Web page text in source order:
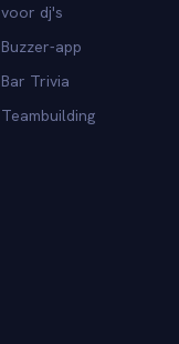
voor dj's
Buzzer-app
Bar Trivia
Teambuilding